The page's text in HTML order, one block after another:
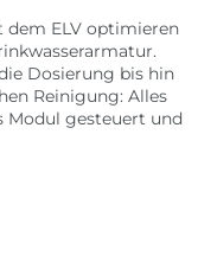
dem ELV optimieren
Dosierung bis hin
Reinigung: Alles
Modul gesteuert und